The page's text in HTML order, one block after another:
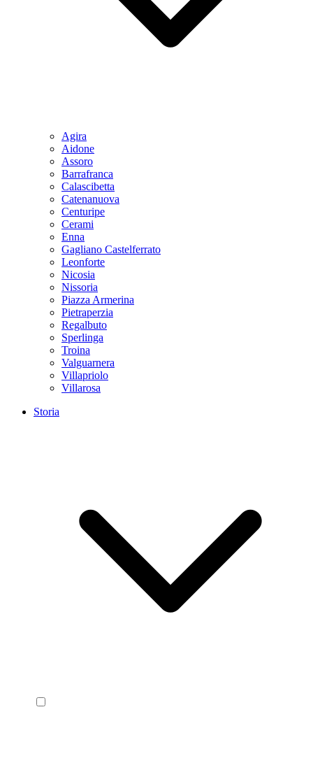
Agira
Aidone
Assoro
Barrafranca
Calascibetta
Catenanuova
Centuripe
Cerami
Enna
Gagliano Castelferrato
Leonforte
Nicosia
Nissoria
Piazza Armerina
Pietraperzia
Regalbuto
Sperlinga
Troina
Valguarnera
Villapriolo
Villarosa
Storia